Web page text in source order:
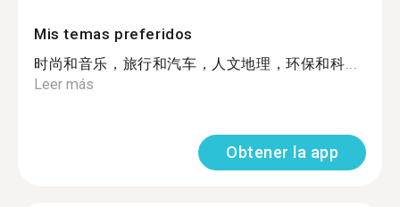
Mis temas preferidos
时尚和音乐，旅行和汽车，人文地理，环保和科...
Leer más
Obtener la app